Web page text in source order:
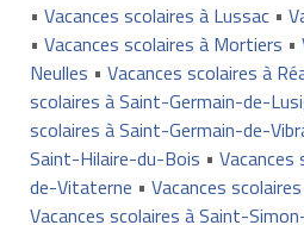
• Vacances scolaires à Lussac•
• Vacances scolaires à Mortiers •
Neulles • Vacances scolaires à
scolaires à Saint-Germain-de-
scolaires à Saint-Germain-de-
Saint-Hilaire-du-Bois •
de-Vitaterne • Vacances
Vacances scolaires à Saint-